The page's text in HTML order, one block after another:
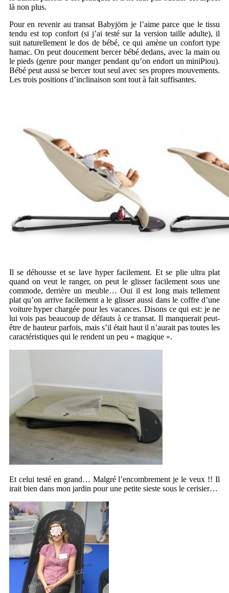
là non plus.
Pour en revenir au transat Babyjörn je l’aime parce que le tissu
tendu est top confort (si j’ai testé sur la version taille adulte), il
suit naturellement le dos de bébé, ce qui amène un confort type
hamac. On peut doucement bercer bébé dedans, avec la main ou
le pieds (genre pour manger pendant qu’on endort un miniPiou).
Bébé peut aussi se bercer tout seul avec ses propres mouvements.
Les trois positions d’inclinaison sont tout à fait suffisantes.
Il se déhousse et se lave hyper facilement. Et se plie ultra plat
quand on veut le ranger, on peut le glisser facilement sous une
commode, derrière un meuble… Oui il est long mais tellement
plat qu’on arrive facilement a le glisser aussi dans le coffre d’une
voiture hyper chargée pour les vacances. Disons ce qui est: je ne
lui vois pas beaucoup de défauts à ce transat. Il manquerait peut-
être de hauteur parfois, mais s’il était haut il n’aurait pas toutes les
caractéristiques qui le rendent un peu « magique ».
Et celui testé en grand… Malgré l’encombrement je le veux !! Il
irait bien dans mon jardin pour une petite sieste sous le cerisier…